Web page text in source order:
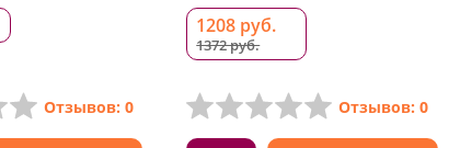
Отзывов: 0
1208 руб.
1372 руб.
Отзывов: 0